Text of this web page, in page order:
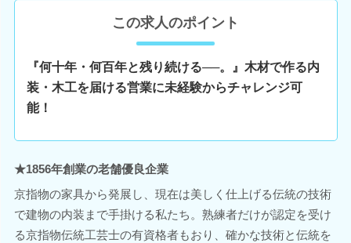
この求人のポイント
『何十年・何百年と残り続ける──。』木材で作る内
装・木工を届ける営業に未経験からチャレンジ可
能！
★1856年創業の老舗優良企業
京指物の家具から発展し、現在は美しく仕上げる伝統の技術
で建物の内装まで手掛ける私たち。熟練者だけが認定を受け
る京指物伝統工芸士の有資格者もおり、確かな技術と伝統を